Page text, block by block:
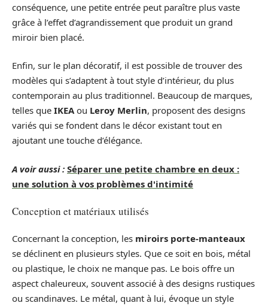
conséquence, une petite entrée peut paraître plus vaste
grâce à l’effet d’agrandissement que produit un grand
miroir bien placé.
Enfin, sur le plan décoratif, il est possible de trouver des
modèles qui s’adaptent à tout style d’intérieur, du plus
contemporain au plus traditionnel. Beaucoup de marques,
telles que IKEAou Leroy Merlin, proposent des designs
variés qui se fondent dans le décor existant tout en
ajoutant une touche d’élégance.
A voir aussi : Séparer une petite chambre en deux :
une solution à vos problèmes d'intimité
Conception et matériaux utilisés
Concernant la conception, les miroirs porte-manteaux
se déclinent en plusieurs styles. Que ce soit en bois, métal
ou plastique, le choix ne manque pas. Le bois offre un
aspect chaleureux, souvent associé à des designs rustiques
ou scandinaves. Le métal, quant à lui, évoque un style